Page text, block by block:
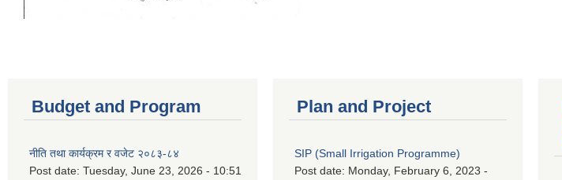
Budget and Program
नीति तथा कार्यक्रम र वजेट २०८३-८४
Post date: Tuesday, June 23, 2026 - 10:51
Plan and Project
SIP (Small Irrigation Programme)
Post date: Monday, February 6, 2023 -